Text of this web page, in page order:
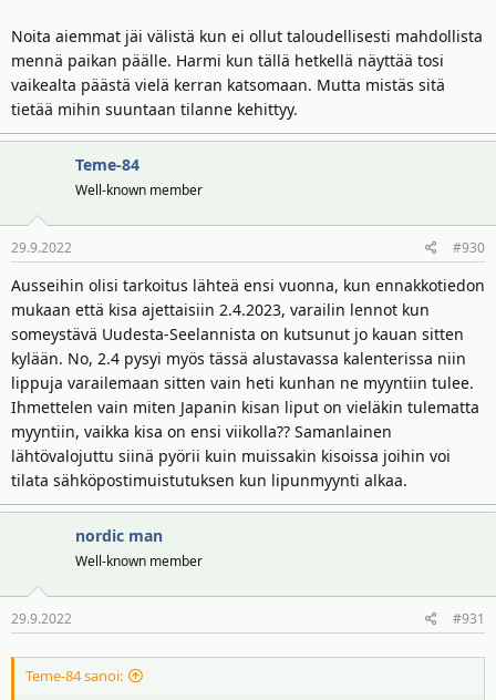
Noita aiemmat jäi välistä kun ei ollut taloudellisesti mahdollista
mennä paikan päälle. Harmi kun tällä hetkellä näyttää tosi
vaikealta päästä vielä kerran katsomaan. Mutta mistäs sitä
tietää mihin suuntaan tilanne kehittyy.
Teme-84
Well-known member
29.9.2022 #930
Ausseihin olisi tarkoitus lähteä ensi vuonna, kun ennakkotiedon
mukaan että kisa ajettaisiin 2.4.2023, varailin lennot kun
someystävä Uudesta-Seelannista on kutsunut jo kauan sitten
kylään. No, 2.4 pysyi myös tässä alustavassa kalenterissa niin
lippuja varailemaan sitten vain heti kunhan ne myyntiin tulee.
Ihmettelen vain miten Japanin kisan liput on vieläkin tulematta
myyntiin, vaikka kisa on ensi viikolla?? Samanlainen
lähtövalojuttu siinä pyörii kuin muissakin kisoissa joihin voi
tilata sähköpostimuistutuksen kun lipunmyynti alkaa.
nordic man
Well-known member
29.9.2022 #931
Teme-84 sanoi: